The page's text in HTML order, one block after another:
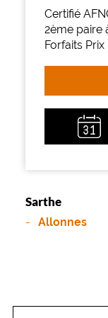
Certifié
2ème paire
Forfaits Prix
Sarthe
Allonnes